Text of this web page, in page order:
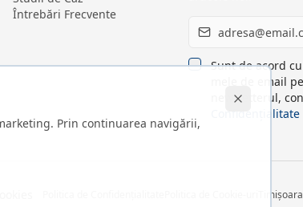
Întrebări Frecvente
Sunt de acord
mele de email
newsletterul,
Confidențialitate
Prin continuarea navigării,